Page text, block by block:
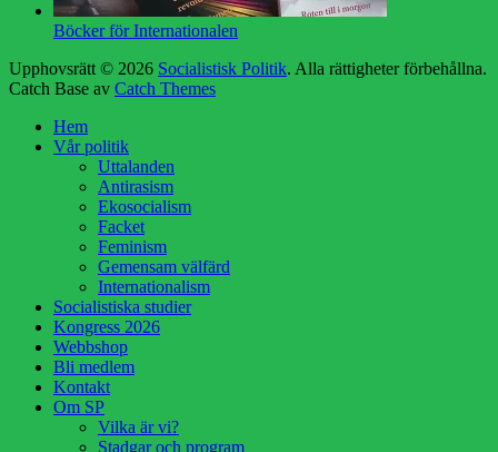
Böcker för Internationalen
Upphovsrätt © 2026 Socialistisk Politik. Alla rättigheter förbehållna.
Catch Base av Catch Themes
Hem
Vår politik
Uttalanden
Antirasism
Ekosocialism
Facket
Feminism
Gemensam välfärd
Internationalism
Socialistiska studier
Kongress 2026
Webbshop
Bli medlem
Kontakt
Om SP
Vilka är vi?
Stadgar och program